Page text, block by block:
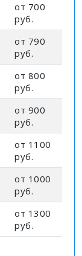
от 700
руб.
от 790
руб.
от 800
руб.
от 900
руб.
от 1100
руб.
от 1000
руб.
от 1300
руб.